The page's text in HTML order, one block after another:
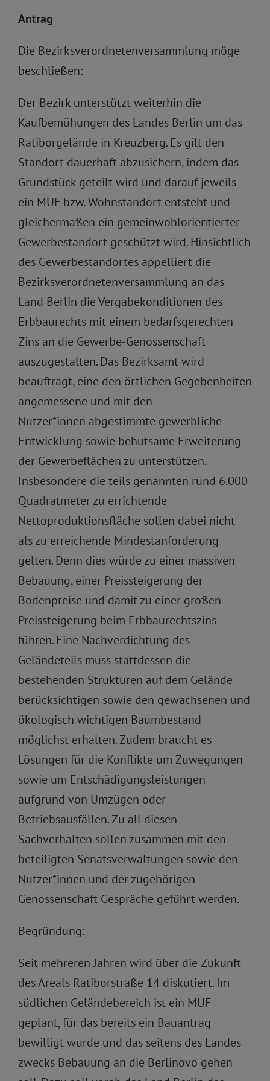
Antrag
Die Bezirksverordnetenversammlung möge
beschließen:
Der Bezirk unterstützt weiterhin die
Kaufbemühungen des Landes Berlin um das
Ratiborgelände in Kreuzberg. Es gilt den
Standort dauerhaft abzusichern, indem das
Grundstück geteilt wird und darauf jeweils
ein MUF bzw. Wohnstandort entsteht und
gleichermaßen ein gemeinwohlorientierter
Gewerbestandort geschützt wird. Hinsichtlich
des Gewerbestandortes appelliert die
Bezirksverordnetenversammlung an das
Land Berlin die Vergabekonditionen des
Erbbaurechts mit einem bedarfsgerechten
Zins an die Gewerbe-Genossenschaft
auszugestalten. Das Bezirksamt wird
beauftragt, eine den örtlichen Gegebenheiten
angemessene und mit den
Nutzer*innen abgestimmte gewerbliche
Entwicklung sowie behutsame Erweiterung
der Gewerbeflächen zu unterstützen.
Insbesondere die teils genannten rund 6.000
Quadratmeter zu errichtende
Nettoproduktionsfläche sollen dabei nicht
als zu erreichende Mindestanforderung
gelten. Denn dies würde zu einer massiven
Bebauung, einer Preissteigerung der
Bodenpreise und damit zu einer großen
Preissteigerung beim Erbbaurechtszins
führen. Eine Nachverdichtung des
Geländeteils muss stattdessen die
bestehenden Strukturen auf dem Gelände
berücksichtigen sowie den gewachsenen und
ökologisch wichtigen Baumbestand
möglichst erhalten. Zudem braucht es
Lösungen für die Konflikte um Zuwegungen
sowie um Entschädigungsleistungen
aufgrund von Umzügen oder
Betriebsausfällen. Zu all diesen
Sachverhalten sollen zusammen mit den
beteiligten Senatsverwaltungen sowie den
Nutzer*innen und der zugehörigen
Genossenschaft Gespräche geführt werden.
Begründung:
Seit mehreren Jahren wird über die Zukunft
des Areals Ratiborstraße 14 diskutiert. Im
südlichen Geländebereich ist ein MUF
geplant, für das bereits ein Bauantrag
bewilligt wurde und das seitens des Landes
zwecks Bebauung an die Berlinovo gehen